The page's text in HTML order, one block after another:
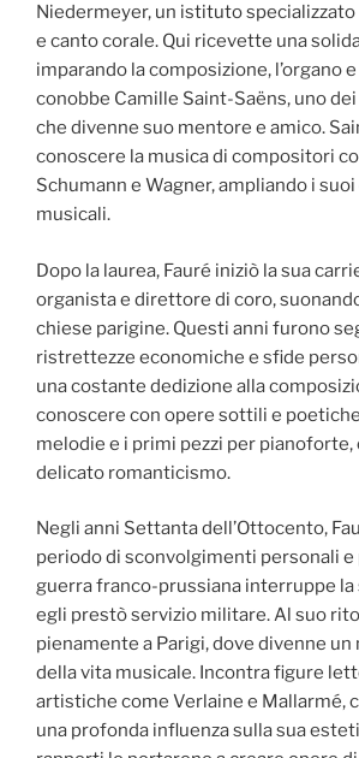
Niedermeyer, un istituto specializzato
e canto corale. Qui ricevette una
imparando la composizione, l’organo
conobbe Camille Saint-Saëns, uno
che divenne suo mentore e amico.
conoscere la musica di compositori
Schumann e Wagner, ampliando i
musicali.
Dopo la laurea, Fauré iniziò la sua
organista e direttore di coro,
chiese parigine. Questi anni furono
ristrettezze economiche e sfide
una costante dedizione alla
conoscere con opere sottili e
melodie e i primi pezzi per
delicato romanticismo.
Negli anni Settanta dell’Ottocento,
periodo di sconvolgimenti personali
guerra franco-prussiana interruppe la
egli prestò servizio militare. Al suo
pienamente a Parigi, dove divenne
della vita musicale. Incontra figure
artistiche come Verlaine e Mallarmé,
una profonda influenza sulla sua